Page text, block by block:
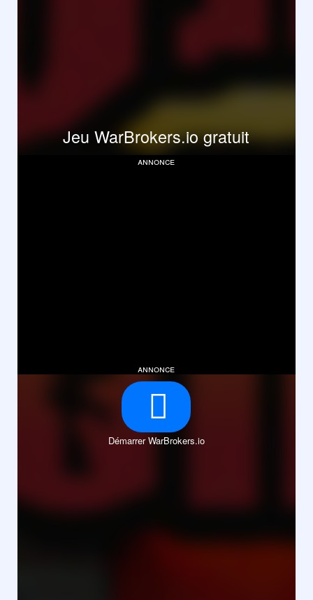
Jeu WarBrokers.io gratuit
annonce
annonce
Démarrer WarBrokers.io